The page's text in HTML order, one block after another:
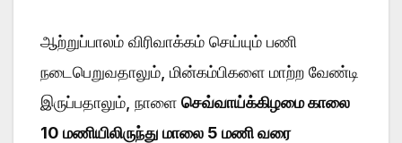
ஆற்றுப்பாலம் விரிவாக்கம் செய்யும் பணி
நடைபெறுவதாலும், மின்கம்பிகளை மாற்ற வேண்டி
இருப்பதாலும், நாளை செவ்வாய்க்கிழமை காலை
10 மணியிலிருந்து மாலை 5 மணி வரை